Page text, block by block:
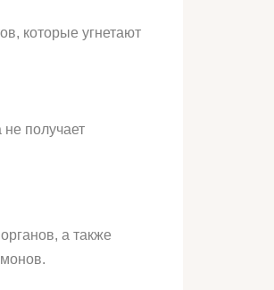
которые угнетают
не получает
а также